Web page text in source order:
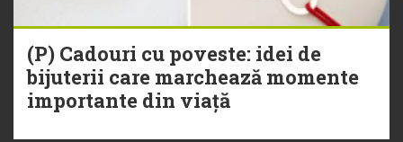
(P) Cadouri cu poveste: idei de
bijuterii care marchează momente
importante din viață